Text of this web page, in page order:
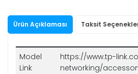
Ürün Açıklaması Taksit
Model
Link
https://www.tp-
networking/